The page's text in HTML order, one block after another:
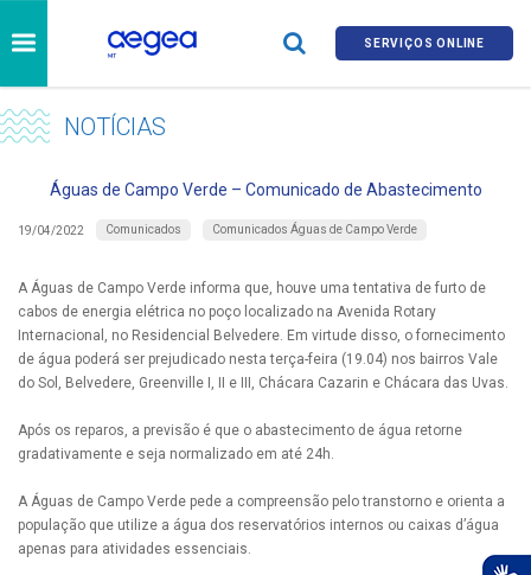
SERVIÇOS ONLINE
NOTÍCIAS
Águas de Campo Verde – Comunicado de Abastecimento
19/04/2022 Comunicados Comunicados Águas de Campo Verde
A Águas de Campo Verde informa que, houve uma tentativa de furto de
cabos de energia elétrica no poço localizado na Avenida Rotary
Internacional, no Residencial Belvedere. Em virtude disso, o fornecimento
de água poderá ser prejudicado nesta terça-feira (19.04) nos bairros Vale
do Sol, Belvedere, Greenville I, II e III, Chácara Cazarin e Chácara das Uvas.
Após os reparos, a previsão é que o abastecimento de água retorne
gradativamente e seja normalizado em até 24h.
A Águas de Campo Verde pede a compreensão pelo transtorno e orienta a
população que utilize a água dos reservatórios internos ou caixas d’água
apenas para atividades essenciais.